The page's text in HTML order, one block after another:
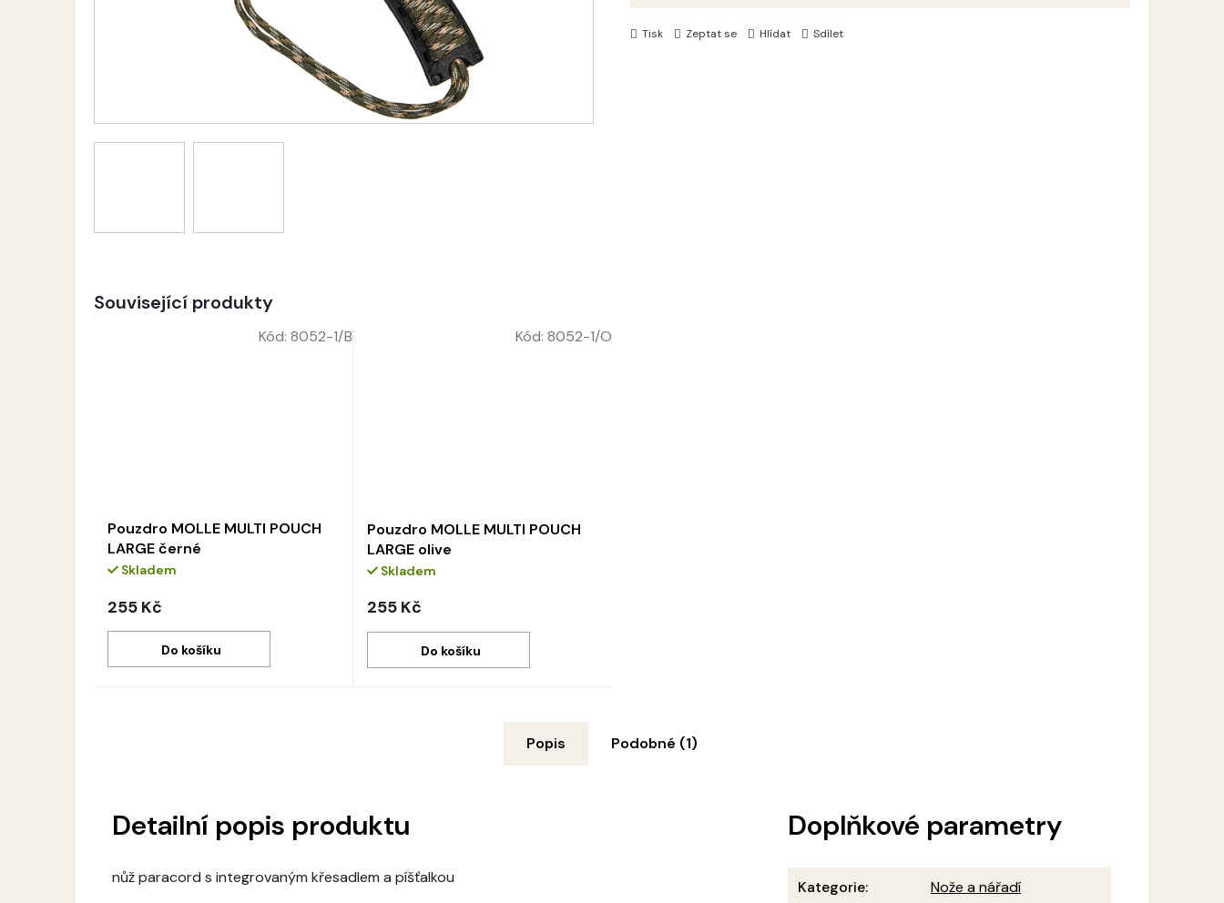
Tisk Zeptat se Hlídat Sdílet
Související produkty
Pouzdro MOLLE MULTI POUCH
LARGE černé
Skladem
255 Kč
Do košíku
Kód: 8052-1/B
Pouzdro MOLLE MULTI POUCH
LARGE olive
Skladem
255 Kč
Do košíku
Kód: 8052-1/O
Popis Podobné (1)
Detailní popis produktu
nůž paracord s integrovaným křesadlem a píšťalkou
Doplňkové parametry
Kategorie:
Nože a nářadí